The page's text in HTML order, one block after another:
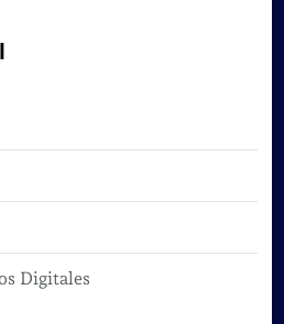
Digitales